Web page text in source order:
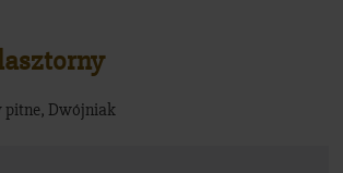
pitne, Dwójniak